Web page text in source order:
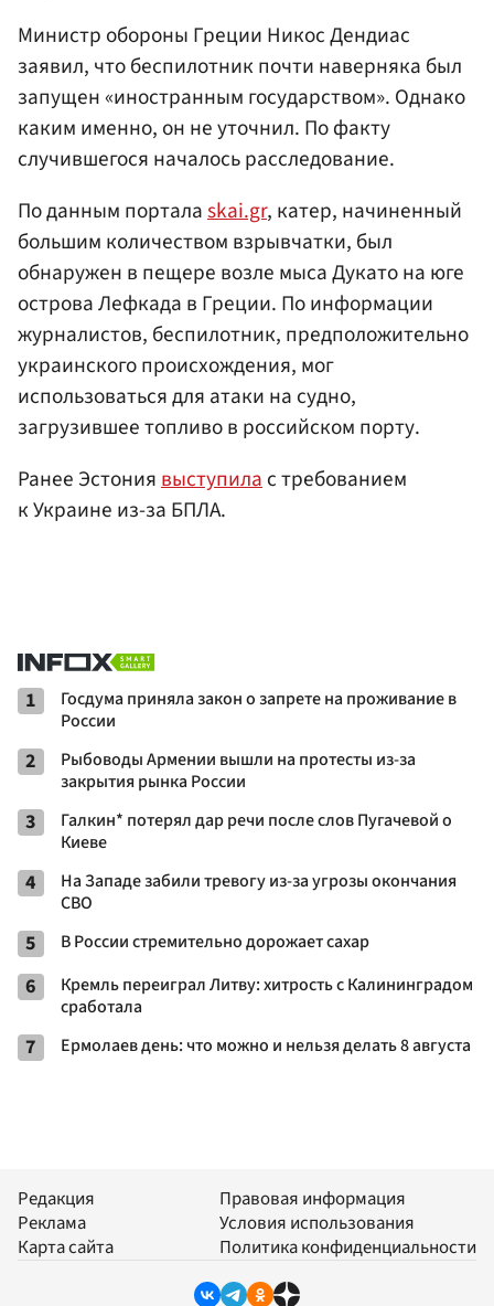
Министр обороны Греции Никос Дендиас
заявил, что беспилотник почти наверняка был
запущен «иностранным государством». Однако
каким именно, он не уточнил. По факту
случившегося началось расследование.
По данным порталаskai.gr, катер, начиненный
большим количеством взрывчатки, был
обнаружен в пещере возле мыса Дукато на юге
острова Лефкада в Греции. По информации
журналистов, беспилотник, предположительно
украинского происхождения, мог
использоваться для атаки на судно,
загрузившее топливо в российском порту.
Ранее Эстониявыступилас требованием
к Украине из-за БПЛА.
1
Госдума приняла закон о запрете на проживание в
России
2
Рыбоводы Армении вышли на протесты из-за
закрытия рынка России
3
Галкин* потерял дар речи после слов Пугачевой о
Киеве
4
На Западе забили тревогу из-за угрозы окончания
СВО
5 В России стремительно дорожает сахар
6
Кремль переиграл Литву: хитрость с Калининградом
сработала
7 Ермолаев день: что можно и нельзя делать 8 августа
Редакция
Реклама
Карта сайта
Правовая информация
Условия использования
Политика конфиденциальности